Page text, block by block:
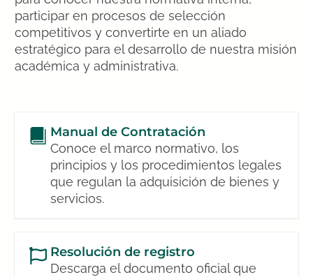
participar en procesos de selección
competitivos y convertirte en un aliado
estratégico para el desarrollo de nuestra misión
académica y administrativa.
Manual de Contratación
Conoce el marco normativo, los
principios y los procedimientos legales
que regulan la adquisición de bienes y
servicios.
Resolución de registro
Descarga el documento oficial que